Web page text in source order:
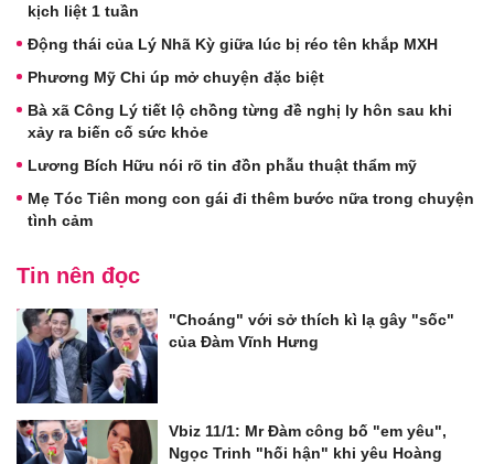
kịch liệt 1 tuần
Động thái của Lý Nhã Kỳ giữa lúc bị réo tên khắp MXH
Phương Mỹ Chi úp mở chuyện đặc biệt
Bà xã Công Lý tiết lộ chồng từng đề nghị ly hôn sau khi
xảy ra biến cố sức khỏe
Lương Bích Hữu nói rõ tin đồn phẫu thuật thẩm mỹ
Mẹ Tóc Tiên mong con gái đi thêm bước nữa trong chuyện
tình cảm
Tin nên đọc
"Choáng" với sở thích kì lạ gây "sốc"
của Đàm Vĩnh Hưng
Vbiz 11/1: Mr Đàm công bố "em yêu",
Ngọc Trinh "hối hận" khi yêu Hoàng